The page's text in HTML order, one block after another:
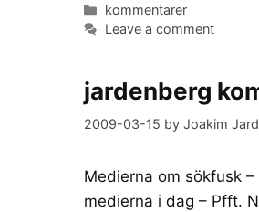
Categories
kommentarer
Leave a comment
jardenberg
2009-03-15 by Joakim
Medierna om sökfusk
medierna i dag – Pfft.